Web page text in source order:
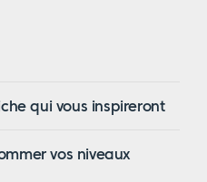
qui vous inspireront
vos niveaux